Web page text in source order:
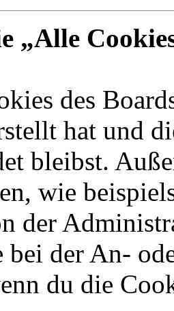
„Alle
des
hat und
bleibst.
wie
der
bei der An-
du die